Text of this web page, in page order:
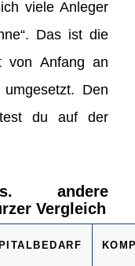
viele Anleger
Das ist die
von Anfang an
Den
du auf der
andere
Vergleich